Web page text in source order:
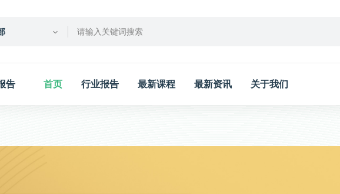
告 首页 行业报告 最新课程 最新资讯 关于我们